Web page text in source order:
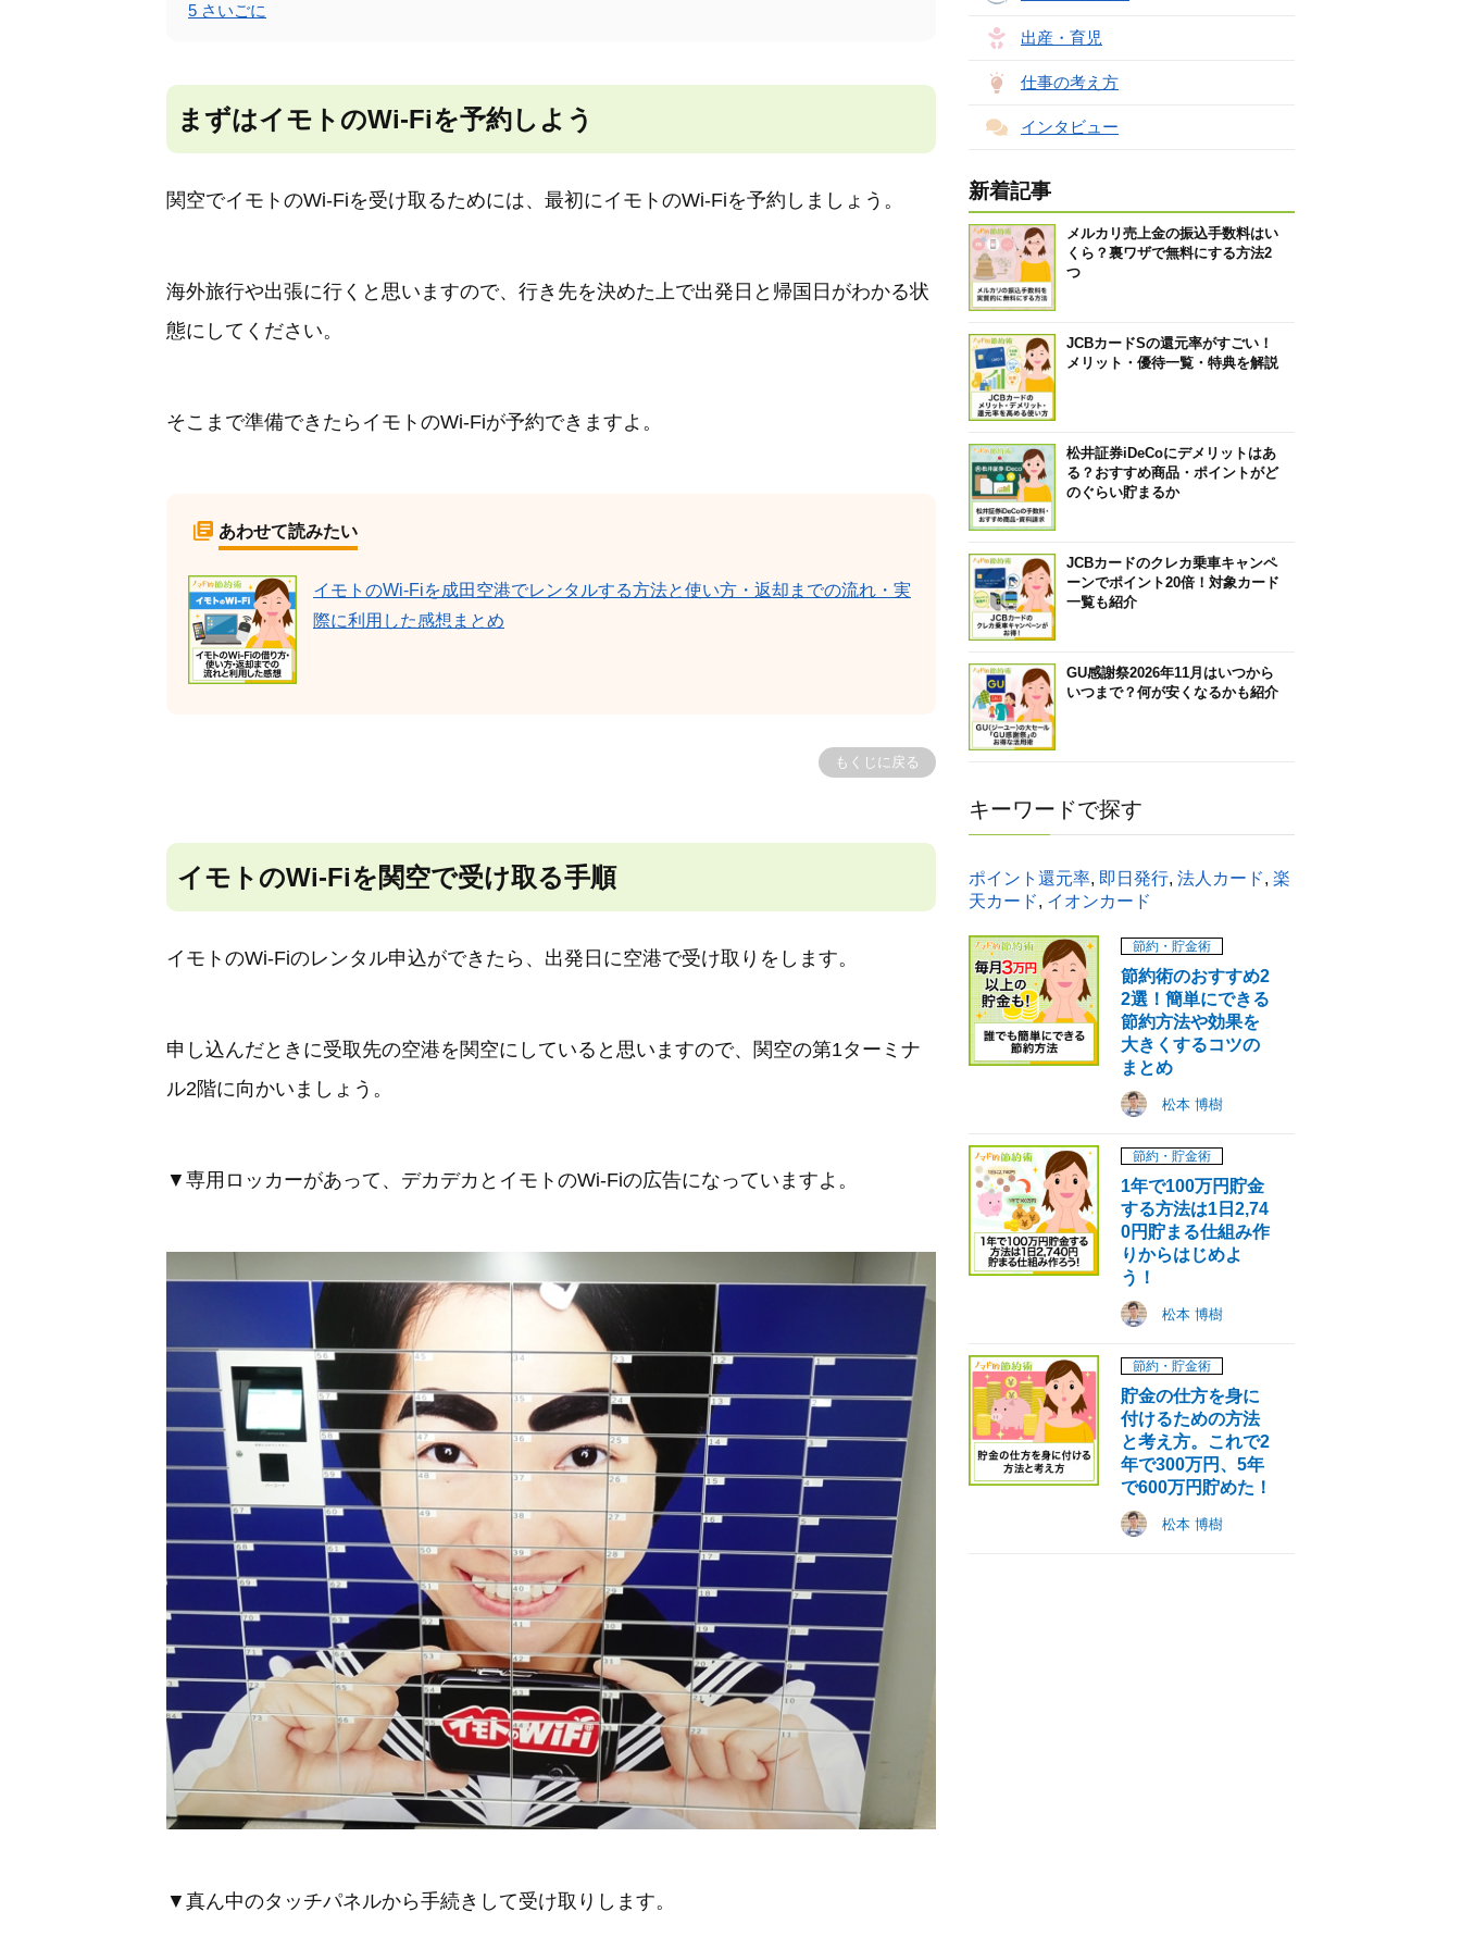
5 さいごに
まずはイモトのWi-Fiを予約しよう
関空でイモトのWi-Fiを受け取るためには、最初にイモトのWi-Fiを予約しましょう。
海外旅行や出張に行くと思いますので、行き先を決めた上で出発日と帰国日がわかる状
態にしてください。
そこまで準備できたらイモトのWi-Fiが予約できますよ。
あわせて読みたい
イモトのWi-Fiを成田空港でレンタルする方法と使い方・返却までの流れ・実
際に利用した感想まとめ
もくじに戻る
イモトのWi-Fiを関空で受け取る手順
イモトのWi-Fiのレンタル申込ができたら、出発日に空港で受け取りをします。
申し込んだときに受取先の空港を関空にしていると思いますので、関空の第1ターミナ
ル2階に向かいましょう。
▼専用ロッカーがあって、デカデカとイモトのWi-Fiの広告になっていますよ。
▼真ん中のタッチパネルから手続きして受け取りします。
出産・育児
仕事の考え方
インタビュー
新着記事
メルカリ売上金の振込手数料はい
くら？裏ワザで無料にする方法2
つ
JCBカードSの還元率がすごい！
メリット・優待一覧・特典を解説
松井証券iDeCoにデメリットはあ
る？おすすめ商品・ポイントがど
のぐらい貯まるか
JCBカードのクレカ乗車キャンペ
ーンでポイント20倍！対象カード
一覧も紹介
GU感謝祭2026年11月はいつから
いつまで？何が安くなるかも紹介
キーワードで探す
ポイント還元率, 即日発行, 法人カード, 楽
天カード, イオンカード
節約・貯金術
節約術のおすすめ2
2選！簡単にできる
節約方法や効果を
大きくするコツの
まとめ
松本 博樹
節約・貯金術
1年で100万円貯金
する方法は1日2,74
0円貯まる仕組み作
りからはじめよ
う！
松本 博樹
節約・貯金術
貯金の仕方を身に
付けるための方法
と考え方。これで2
年で300万円、5年
で600万円貯めた！
松本 博樹